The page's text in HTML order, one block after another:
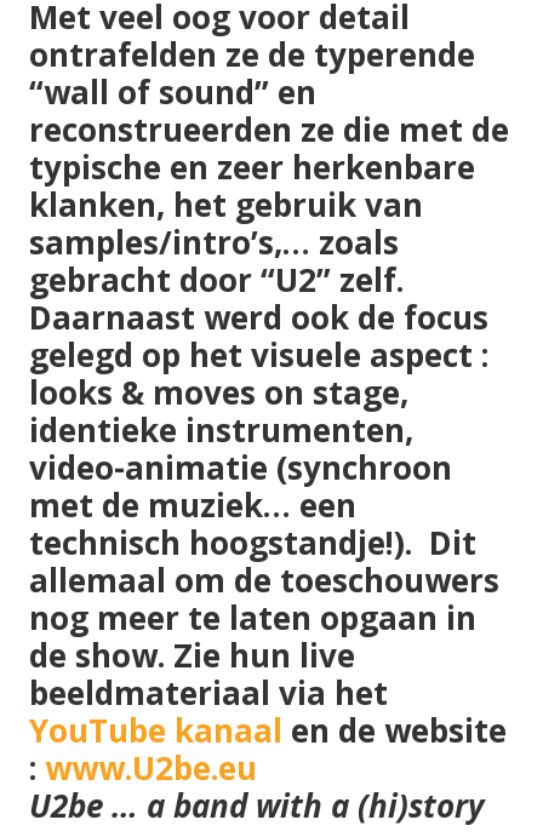
Met veel oog voor detail
ontrafelden ze de typerende
“wall of sound” en
reconstrueerden ze die met de
typische en zeer herkenbare
klanken, het gebruik van
samples/intro’s,… zoals
gebracht door “U2” zelf.
Daarnaast werd ook de focus
gelegd op het visuele aspect :
looks & moves on stage,
identieke instrumenten,
video-animatie (synchroon
met de muziek… een
technisch hoogstandje!). Dit
allemaal om de toeschouwers
nog meer te laten opgaan in
de show. Zie hun live
beeldmateriaal via het
YouTube kanaal en de website
: www.U2be.eu
U2be … a band with a (hi)story